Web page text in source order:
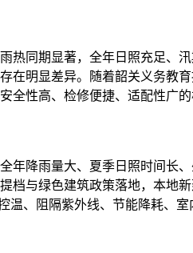
热同期显著，全年日照充足、
在明显差异。随着韶关义务教
全性高、检修便捷、适配性广
年降雨量大、夏季日照时间长
档与绿色建筑政策落地，本地
温、阻隔紫外线、节能降耗、